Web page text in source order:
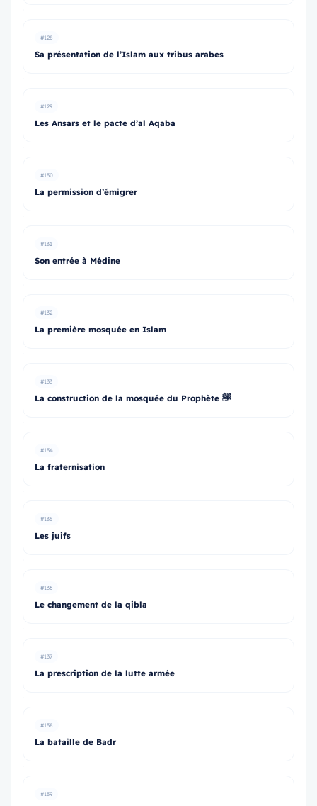
#128
Sa présentation de l’Islam aux tribus arabes
#129
Les Ansars et le pacte d’al Aqaba
#130
La permission d’émigrer
#131
Son entrée à Médine
#132
La première mosquée en Islam
#133
La construction de la mosquée du Prophète ﷺ
#134
La fraternisation
#135
Les juifs
#136
Le changement de la qibla
#137
La prescription de la lutte armée
#138
La bataille de Badr
#139